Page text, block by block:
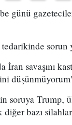
günü
sorun
İran savaşını
Trump,
bazı